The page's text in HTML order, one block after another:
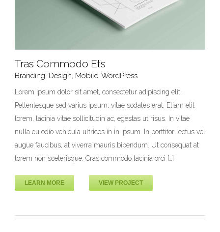
Mobile
Tras Commodo Ets
Branding, Design, Mobile, WordPress
Lorem ipsum dolor sit amet, consectetur adipiscing elit.
Pellentesque sed varius ipsum, vitae sodales erat. Etiam elit
lorem, lacinia vitae sollicitudin ac, egestas ut risus. In vitae
nulla eu odio vehicula ultrices in in ipsum. In porttitor lectus vel
augue faucibus, at viverra mauris bibendum. Ut consequat at
lorem non scelerisque. Cras commodo lacinia orci […]
LEARN MORE VIEW PROJECT